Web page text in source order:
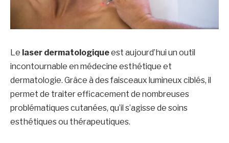
Le laser dermatologiqueest aujourd’hui un outil
incontournable en médecine esthétique et
dermatologie. Grâce à des faisceaux lumineux ciblés, il
permet de traiter efficacement de nombreuses
problématiques cutanées, qu’il s’agisse de soins
esthétiques ou thérapeutiques.